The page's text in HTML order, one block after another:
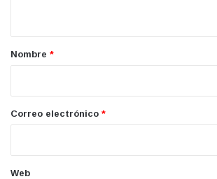
r
*
Nombre *
Correo electrónico *
Web